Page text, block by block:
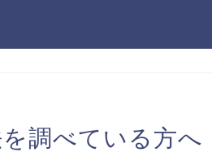
調べている方へ